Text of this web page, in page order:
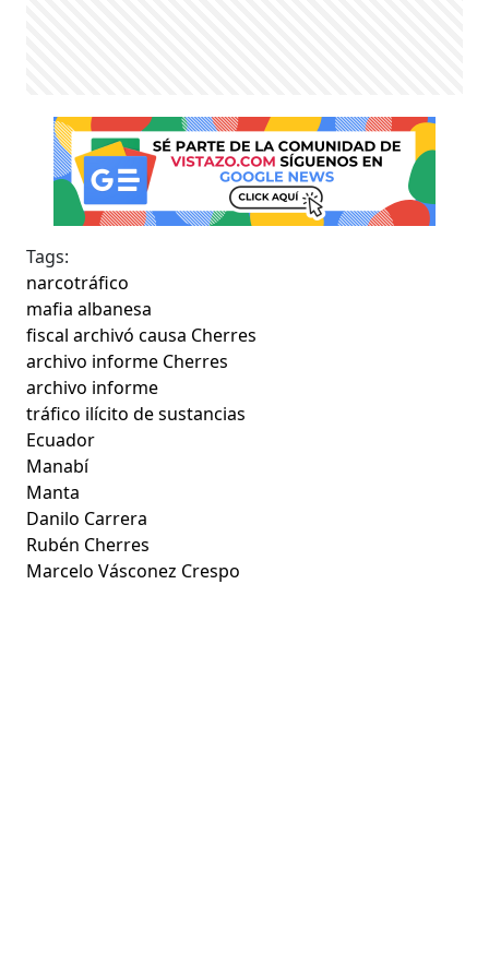
Tags:
narcotráfico
mafia albanesa
fiscal archivó causa Cherres
archivo informe Cherres
archivo informe
tráfico ilícito de sustancias
Ecuador
Manabí
Manta
Danilo Carrera
Rubén Cherres
Marcelo Vásconez Crespo